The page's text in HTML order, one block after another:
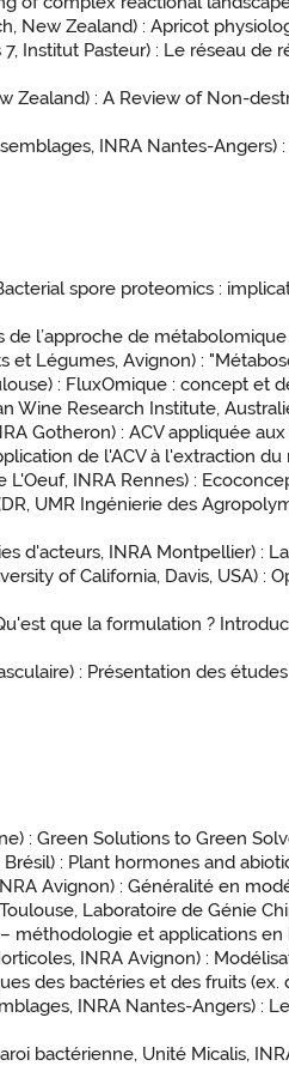
New Zealand) : Apricot
Institut Pasteur) : Le réseau
Zealand) : A Review of Non-
INRA Nantes-Angers)
spore proteomics :
de l’approche de
et Légumes, Avignon) :
: FluxOmique : concept et
Wine Research Institute,
Gotheron) : ACV appliquée aux
de l'ACV à l'extraction du
INRA Rennes) :
UMR Ingénierie des
d'acteurs, INRA Montpellier) :
of California, Davis, USA) :
que la formulation ?
: Présentation des
: Green Solutions to Green
: Plant hormones and
Avignon) : Généralité en
Laboratoire de Génie
méthodologie et applications
INRA Avignon) :
des bactéries et des fruits (ex.
INRA Nantes-Angers) :
bactérienne, Unité Micalis,